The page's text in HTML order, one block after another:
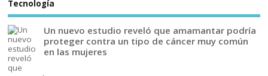
Tecnología
Un nuevo estudio reveló que amamantar podría
proteger contra un tipo de cáncer muy común
en las mujeres